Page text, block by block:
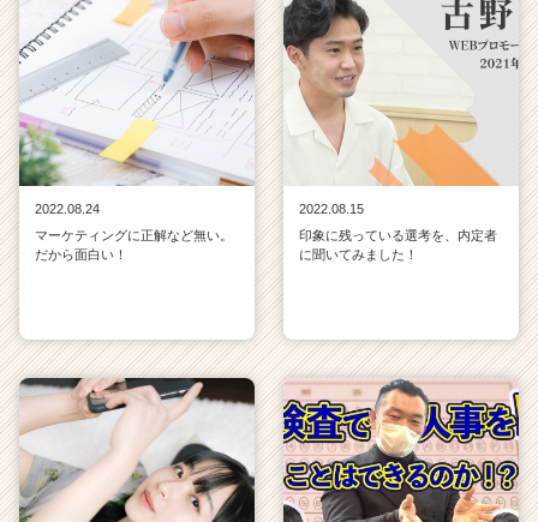
2022.08.24
マーケティングに正解など無い。
だから面白い！
2022.08.15
印象に残っている選考を、内定者
に聞いてみました！